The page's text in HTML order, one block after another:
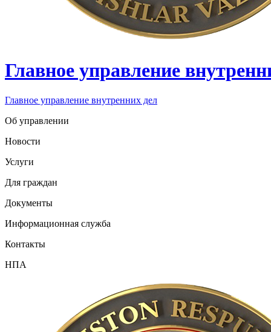
Главное управление
Главное управление внутренних дел
Об управлении
Новости
Услуги
Для граждан
Документы
Информационная служба
Контакты
НПА